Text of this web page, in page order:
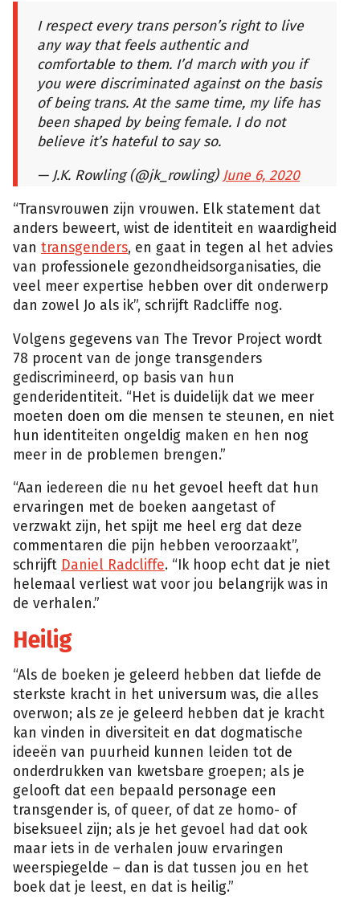
I respect every trans person’s right to live
any way that feels authentic and
comfortable to them. I’d march with you if
you were discriminated against on the basis
of being trans. At the same time, my life has
been shaped by being female. I do not
believe it’s hateful to say so.
— J.K. Rowling (@jk_rowling) June 6, 2020
“Transvrouwen zijn vrouwen. Elk statement dat
anders beweert, wist de identiteit en waardigheid
van transgenders, en gaat in tegen al het advies
van professionele gezondheidsorganisaties, die
veel meer expertise hebben over dit onderwerp
dan zowel Jo als ik”, schrijft Radcliffe nog.
Volgens gegevens van The Trevor Project wordt
78 procent van de jonge transgenders
gediscrimineerd, op basis van hun
genderidentiteit. “Het is duidelijk dat we meer
moeten doen om die mensen te steunen, en niet
hun identiteiten ongeldig maken en hen nog
meer in de problemen brengen.”
“Aan iedereen die nu het gevoel heeft dat hun
ervaringen met de boeken aangetast of
verzwakt zijn, het spijt me heel erg dat deze
commentaren die pijn hebben veroorzaakt”,
schrijft Daniel Radcliffe. “Ik hoop echt dat je niet
helemaal verliest wat voor jou belangrijk was in
de verhalen.”
Heilig
“Als de boeken je geleerd hebben dat liefde de
sterkste kracht in het universum was, die alles
overwon; als ze je geleerd hebben dat je kracht
kan vinden in diversiteit en dat dogmatische
ideeën van puurheid kunnen leiden tot de
onderdrukken van kwetsbare groepen; als je
gelooft dat een bepaald personage een
transgender is, of queer, of dat ze homo- of
biseksueel zijn; als je het gevoel had dat ook
maar iets in de verhalen jouw ervaringen
weerspiegelde – dan is dat tussen jou en het
boek dat je leest, en dat is heilig.”